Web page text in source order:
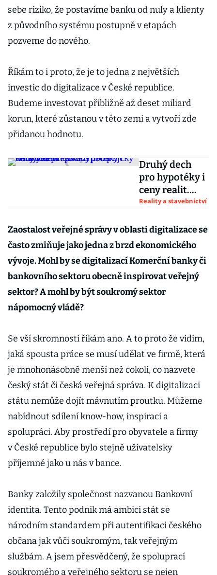
sebe riziko, že postavíme banku od nuly a klienty
z původního systému postupně v etapách
pozveme do nového.
Říkám to i proto, že je to jedna z největších
investic do digitalizace v České republice.
Budeme investovat přibližně až deset miliard
korun, které zůstanou v této zemi a vytvoří zde
přidanou hodnotu.
Druhý dech
pro hypotéky i
ceny realit.
ČNB zrušila
překážku pro
půjčky na
Reality a stavebnictví
Zaostalost veřejné správy v oblasti digitalizace se
často zmiňuje jako jedna z brzd ekonomického
vývoje. Mohl by se digitalizací Komerční banky či
bankovního sektoru obecně inspirovat veřejný
sektor? A mohl by být soukromý sektor
nápomocný vládě?
Se vší skromností říkám ano. A to proto že vidím,
jaká spousta práce se musí udělat ve firmě, která
je mnohonásobně menší než cokoli, co nazvete
český stát či česká veřejná správa. K digitalizaci
státu nemůže dojít mávnutím proutku. Můžeme
nabídnout sdílení know-how, inspiraci a
spolupráci. Aby prostředí pro obyvatele a firmy
v České republice bylo stejně uživatelsky
příjemné jako u nás v bance.
Banky založily společnost nazvanou Bankovní
identita. Tento podnik má ambici stát se
národním standardem při autentifikaci českého
občana jak vůči soukromým, tak veřejným
službám. A jsem přesvědčený, že spoluprací
soukromého a veřejného sektoru se nejen